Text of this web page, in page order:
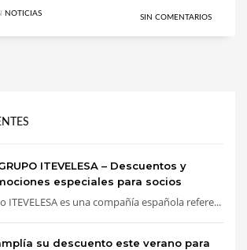
NOTICIAS SIN COMENTARIOS
ITEVELESA – Descuentos y
especiales para socios
ITEVELESA es una compañía española refere...
su descuento este verano para